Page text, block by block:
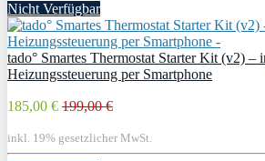
Nicht Verfügbar
tado° Smartes Thermostat Starter Kit (v2) –
Heizungssteuerung per Smartphone
185,00 € 199,00 €
inkl. 19% gesetzlicher MwSt.